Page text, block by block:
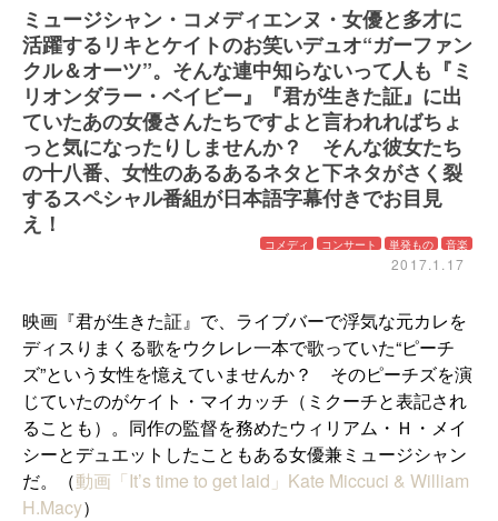
ミュージシャン・コメディエンヌ・女優と多才に
活躍するリキとケイトのお笑いデュオ“ガーファン
クル＆オーツ”。そんな連中知らないって人も『ミ
リオンダラー・ベイビー』『君が生きた証』に出
ていたあの女優さんたちですよと言われればちょ
っと気になったりしませんか？ そんな彼女たち
の十八番、女性のあるあるネタと下ネタがさく裂
するスペシャル番組が日本語字幕付きでお目見
え！
コメディ コンサート 単発もの 音楽
2017.1.17
映画『君が生きた証』で、ライブバーで浮気な元カレを
ディスりまくる歌をウクレレ一本で歌っていた“ピーチ
ズ”という女性を憶えていませんか？ そのピーチズを演
じていたのがケイト・マイカッチ（ミクーチと表記され
ることも）。同作の監督を務めたウィリアム・Ｈ・メイ
シーとデュエットしたこともある女優兼ミュージシャン
だ。（動画「It’s time to get laid」Kate Miccuci & William
H.Macy）